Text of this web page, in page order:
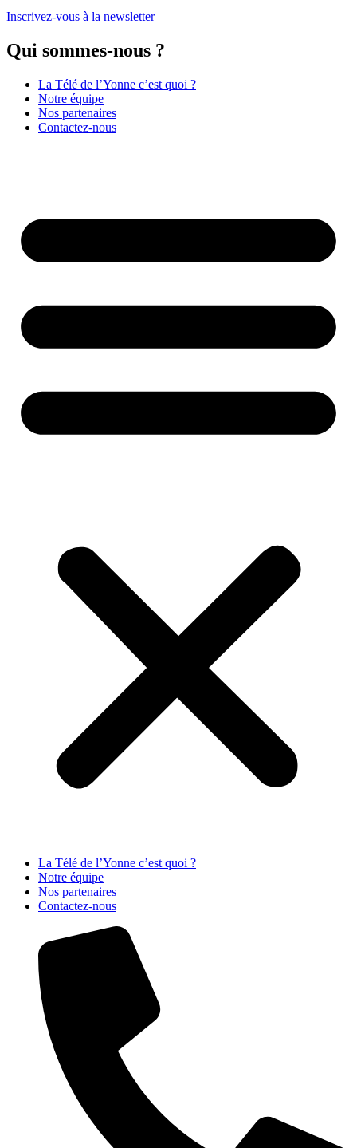
Inscrivez-vous à la newsletter
Qui sommes-nous ?
La Télé de l’Yonne c’est quoi ?
Notre équipe
Nos partenaires
Contactez-nous
La Télé de l’Yonne c’est quoi ?
Notre équipe
Nos partenaires
Contactez-nous